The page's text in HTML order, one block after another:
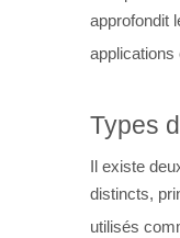
approfondit
applications
Types
Il existe
distincts,
utilisés